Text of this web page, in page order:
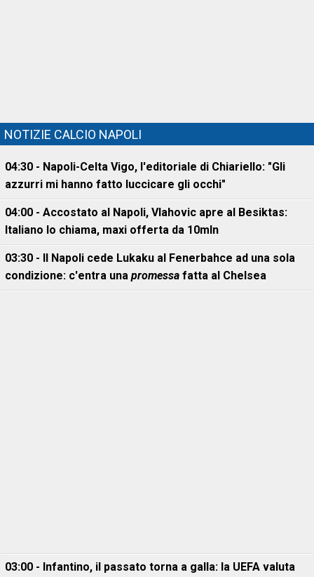
NOTIZIE CALCIO NAPOLI
04:30 - Napoli-Celta Vigo, l'editoriale di Chiariello: "Gli
azzurri mi hanno fatto luccicare gli occhi"
04:00 - Accostato al Napoli, Vlahovic apre al Besiktas:
Italiano lo chiama, maxi offerta da 10mln
03:30 - Il Napoli cede Lukaku al Fenerbahce ad una sola
condizione: c'entra una promessa fatta al Chelsea
03:00 - Infantino, il passato torna a galla: la UEFA valuta